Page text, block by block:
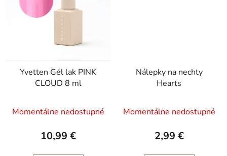
Yvetten Gél lak PINK
CLOUD 8 ml
Momentálne nedostupné
10,99 €
Nálepky na nechty
Hearts
Momentálne nedostupné
2,99 €